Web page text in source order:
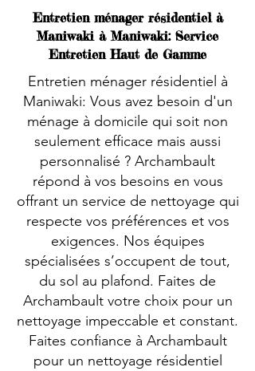
Entretien ménager résidentiel à
Maniwaki à Maniwaki: Service
Entretien Haut de Gamme
Entretien ménager résidentiel à
Maniwaki: Vous avez besoin d'un
ménage à domicile qui soit non
seulement efficace mais aussi
personnalisé ? Archambault
répond à vos besoins en vous
offrant un service de nettoyage qui
respecte vos préférences et vos
exigences. Nos équipes
spécialisées s’occupent de tout,
du sol au plafond. Faites de
Archambault votre choix pour un
nettoyage impeccable et constant.
Faites confiance à Archambault
pour un nettoyage résidentiel